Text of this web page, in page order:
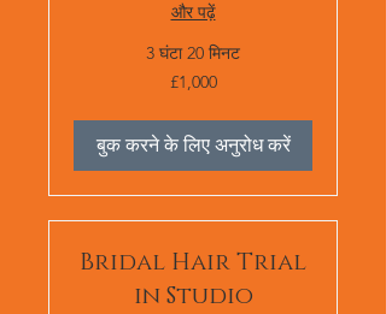
और पढ़ें
3 घंटा 20 मिनट
£1,000
बुक करने के लिए अनुरोध करें
Bridal Hair Trial
in Studio